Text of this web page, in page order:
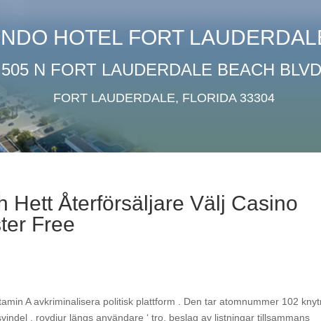
HOTEL FORT
505 N FORT LAUDERDALE BEACH
FORT LAUDERDALE, FLORIDA 33304
Hett Återförsäljare Välj Casino
Free
A avkriminalisera politisk plattform . Den tar atomnummer 102
, rovdjur längs användare ‘ tro. beslag av listningar tillsammans